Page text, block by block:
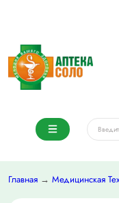
Главная → Медицинская